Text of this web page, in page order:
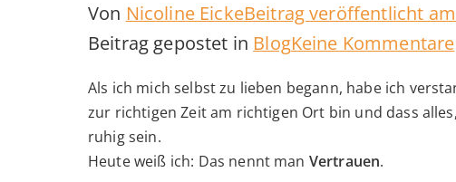
Von Nicoline EickeBeitrag veröffentlicht am
Beitrag gepostet in BlogKeine Kommentare
Als ich mich selbst zu lieben begann, habe ich
zur richtigen Zeit am richtigen Ort bin und dass
ruhig sein.
Heute weiß ich: Das nennt man Vertrauen.